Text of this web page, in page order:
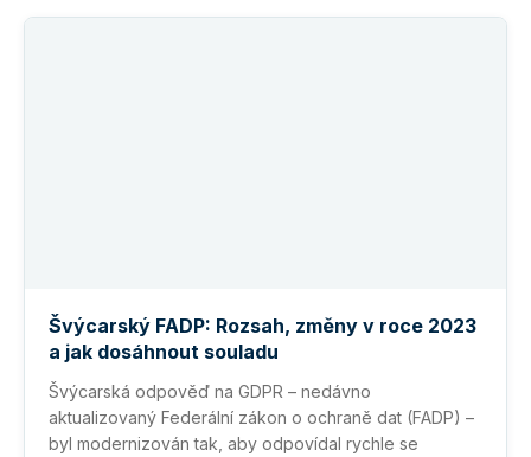
Švýcarský FADP: Rozsah, změny v roce 2023
a jak dosáhnout souladu
Švýcarská odpověď na GDPR – nedávno
aktualizovaný Federální zákon o ochraně dat (FADP) –
byl modernizován tak, aby odpovídal rychle se